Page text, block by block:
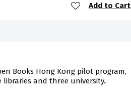
Add to Cart
Books Hong Kong pilot program,
and three university..